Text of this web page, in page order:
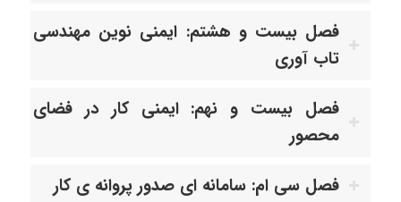
فصل بیست و هشتم: ایمنی نوین مهندسی
تاب آوری
فصل بیست و نهم: ایمنی کار در فضای
محصور
فصل سی ام: سامانه ای صدور پروانه ی کار